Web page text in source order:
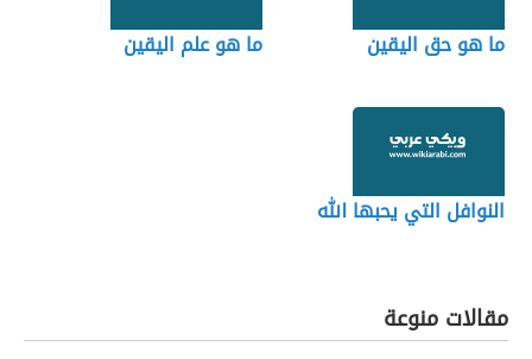
ما هو حق اليقين ما هو علم اليقين
النوافل التي يحبها الله
مقالات منوعة